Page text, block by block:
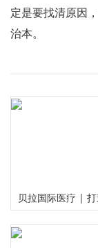
定是要找清原因
治本。
贝拉国际医疗 |
精准服务 护航国